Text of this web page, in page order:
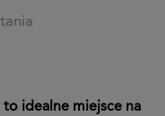
idealne miejsce na